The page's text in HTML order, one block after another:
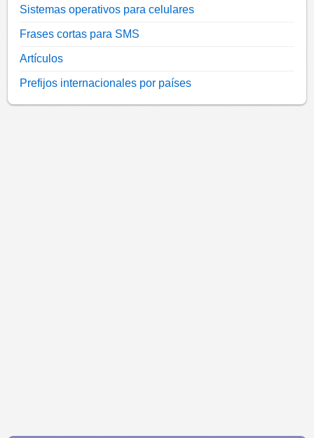
Sistemas operativos para celulares
Frases cortas para SMS
Artículos
Prefijos internacionales por países